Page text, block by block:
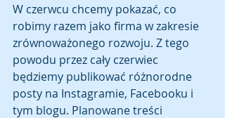
W czerwcu chcemy pokazać, co
robimy razem jako firma w zakresie
zrównoważonego rozwoju. Z tego
powodu przez cały czerwiec
będziemy publikować różnorodne
posty na Instagramie, Facebooku i
tym blogu. Planowane treści